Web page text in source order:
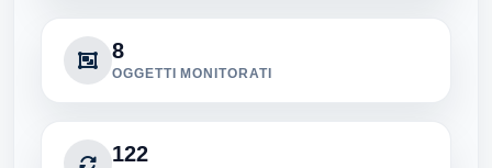
8
OGGETTI MONITORATI
122